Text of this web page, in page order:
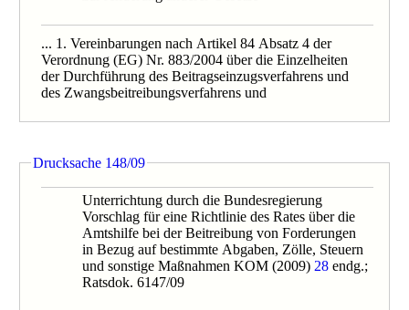
0148/09
0148/1/09
0148/09B
0086/07
0086/07B
0361/04
... 1. Vereinbarungen nach Artikel 84 Absatz 4 der
Verordnung (EG) Nr. 883/2004 über die Einzelheiten
der Durchführung des Beitragseinzugsverfahrens und
des Zwangsbeitreibungsverfahrens und
Drucksache 148/09
Unterrichtung durch die Bundesregierung
Vorschlag für eine Richtlinie des Rates über die
Amtshilfe bei der Beitreibung von Forderungen
in Bezug auf bestimmte Abgaben, Zölle, Steuern
und sonstige Maßnahmen KOM (2009) 28 endg.;
Ratsdok. 6147/09